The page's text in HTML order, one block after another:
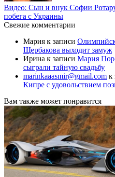
Видео: Сын и внук Софии
побега с Украины
Свежие комментарии
Мария к записи
Щербакова выходит замуж
Ирина к записи Мария
сыграли тайную свадьбу
marinkaaasmir@gmail.com к
Кипре с удовольствием
Вам также может понравится